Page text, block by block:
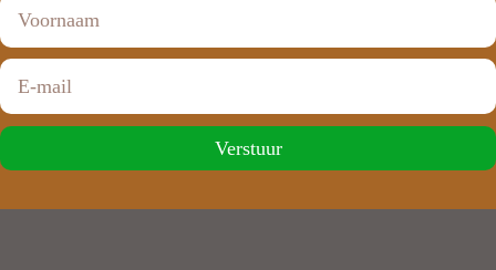
Verstuur